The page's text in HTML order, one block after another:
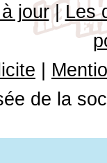
jour| Les
de la